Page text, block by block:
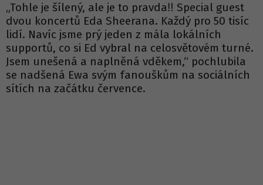
„Tohle je šílený, ale je to pravda‼️ Special guest
dvou koncertů Eda Sheerana. Každý pro 50 tisíc
lidí. Navíc jsme prý jeden z mála lokálních
supportů, co si Ed vybral na celosvětovém turné.
Jsem unešená a naplněná vděkem,“ pochlubila
se nadšená Ewa svým fanouškům na sociálních
sítích na začátku července.